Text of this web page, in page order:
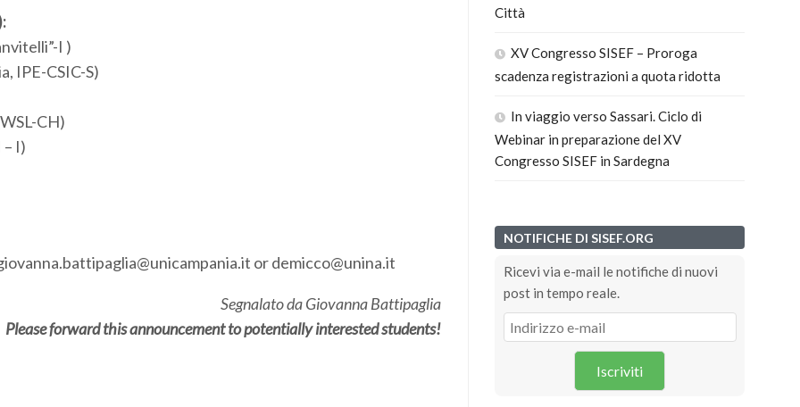
I )
IPE-CSIC-S)
CH)
I)
or demicco@unina.it
Segnalato da Giovanna Battipaglia
Please forward this announcement to potentially interested students!
Città
XV Congresso SISEF – Proroga
scadenza registrazioni a quota ridotta
In viaggio verso Sassari. Ciclo di
Webinar in preparazione del XV
Congresso SISEF in Sardegna
NOTIFICHE DI SISEF.ORG
Ricevi via e-mail le notifiche di nuovi
post in tempo reale.
Iscriviti